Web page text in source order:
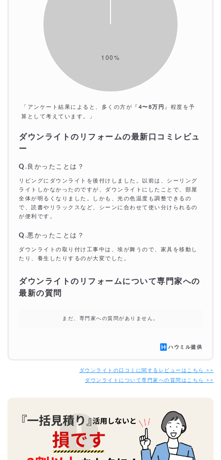
「アンケート結果によると、多くの方が『 4〜8万円 』程度を予
算として考えています。」
ダウンライトのリフォームの最新口コミレビュ
ー
Q .良かったことは？
リビングにダウンライトを後付けしました。以前は、シーリング
ライトしかなかったのですが、ダウンライトにしたことで、部屋
全体が明るくなりました。しかも、光の色温度も調整できるの
で、読書やリラックスなど、シーンに合わせて使い分けられるの
が便利です。
Q .悪かったことは？
ダウンライトの取り付け工事中は、埃が舞うので、家具を移動し
たり、養生したりするのが大変でした。
ダウンライトのリフォームについて専門家への
最新の質問
まだ、専門家への質問がありません。
ハウミル提供
ダウンライトの口コミに関するレビューはこちら >>
ダウンライトについて専門家への質問はこちら >>